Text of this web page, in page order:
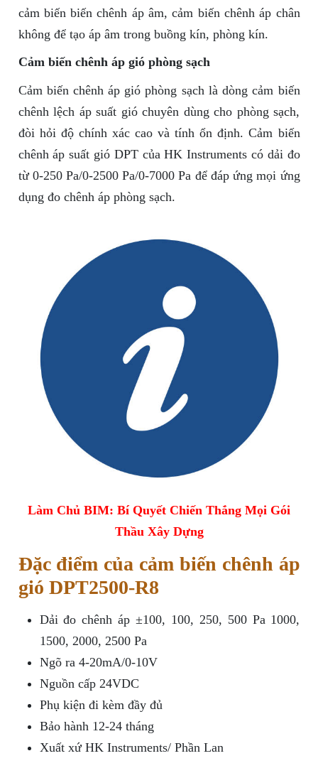
cảm biến biến chênh áp âm, cảm biến chênh áp chân
không để tạo áp âm trong buồng kín, phòng kín.
Cảm biến chênh áp gió phòng sạch
Cảm biến chênh áp gió phòng sạch là dòng cảm biến
chênh lệch áp suất gió chuyên dùng cho phòng sạch,
đòi hỏi độ chính xác cao và tính ổn định. Cảm biến
chênh áp suất gió DPT của HK Instruments có dải đo
từ 0-250 Pa/0-2500 Pa/0-7000 Pa để đáp ứng mọi ứng
dụng đo chênh áp phòng sạch.
Làm Chủ BIM: Bí Quyết Chiến Thắng Mọi Gói
Thầu Xây Dựng
Đặc điểm của cảm biến chênh áp
gió DPT2500-R8
Dải đo chênh áp ±100, 100, 250, 500 Pa 1000,
1500, 2000, 2500 Pa
Ngõ ra 4-20mA/0-10V
Nguồn cấp 24VDC
Phụ kiện đi kèm đầy đủ
Bảo hành 12-24 tháng
Xuất xứ HK Instruments/ Phần Lan